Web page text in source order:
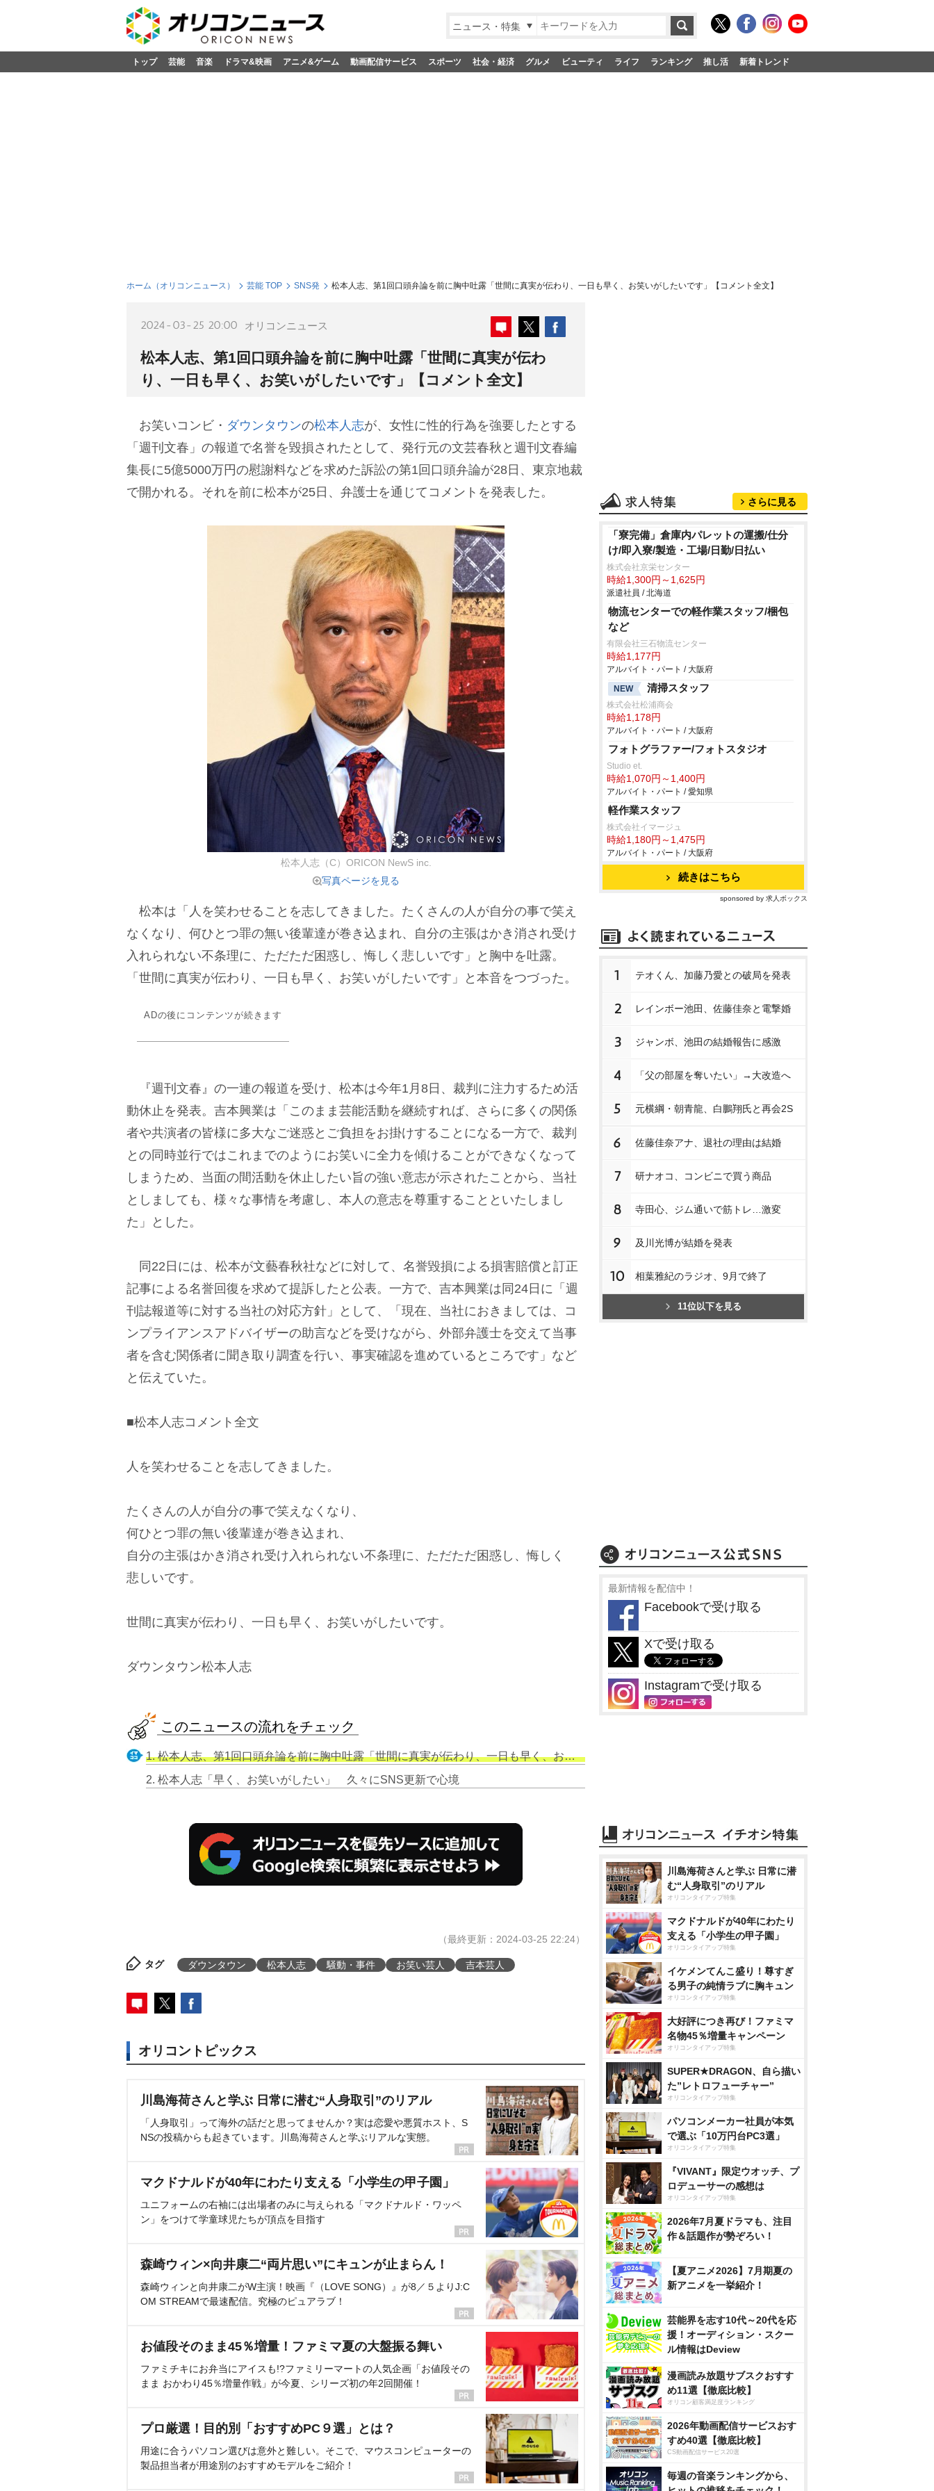
ニュース・特集
トップ 芸能 音楽 ドラマ&映画 アニメ&ゲーム 動画配信サービス スポーツ 社会・経済 グルメ ビューティ ライフ ランキング 推し活 新着トレンド
ホーム（オリコンニュース） 芸能 TOP SNS発 松本人志、第1回口頭弁論を前に胸中吐露「世間に真実が伝わり、一日も早く、お笑いがしたいです」【コメント全文】
2024-03-25 20:00 オリコンニュース
松本人志、第1回口頭弁論を前に胸中吐露「世間に真実が伝わ
り、一日も早く、お笑いがしたいです」【コメント全文】
お笑いコンビ・ ダウンタウンの松本人志が、女性に性的行為を強要したとする
「週刊文春」の報道で名誉を毀損されたとして、発行元の文芸春秋と週刊文春編
集長に5億5000万円の慰謝料などを求めた訴訟の第1回口頭弁論が28日、東京地裁
で開かれる。それを前に松本が25日、弁護士を通じてコメントを発表した。
松本人志（C）ORICON NewS inc.
写真ページを見る
松本は「人を笑わせることを志してきました。たくさんの人が自分の事で笑え
なくなり、何ひとつ罪の無い後輩達が巻き込まれ、自分の主張はかき消され受け
入れられない不条理に、ただただ困惑し、悔しく悲しいです」と胸中を吐露。
「世間に真実が伝わり、一日も早く、お笑いがしたいです」と本音をつづった。
ADの後にコンテンツが続きます
『週刊文春』の一連の報道を受け、松本は今年1月8日、裁判に注力するため活
動休止を発表。吉本興業は「このまま芸能活動を継続すれば、さらに多くの関係
者や共演者の皆様に多大なご迷惑とご負担をお掛けすることになる一方で、裁判
との同時並行ではこれまでのようにお笑いに全力を傾けることができなくなって
しまうため、当面の間活動を休止したい旨の強い意志が示されたことから、当社
としましても、様々な事情を考慮し、本人の意志を尊重することといたしまし
た」とした。
同22日には、松本が文藝春秋社などに対して、名誉毀損による損害賠償と訂正
記事による名誉回復を求めて提訴したと公表。一方で、吉本興業は同24日に「週
刊誌報道等に対する当社の対応方針」として、「現在、当社におきましては、コ
ンプライアンスアドバイザーの助言などを受けながら、外部弁護士を交えて当事
者を含む関係者に聞き取り調査を行い、事実確認を進めているところです」など
と伝えていた。
■松本人志コメント全文
人を笑わせることを志してきました。
たくさんの人が自分の事で笑えなくなり、
何ひとつ罪の無い後輩達が巻き込まれ、
自分の主張はかき消され受け入れられない不条理に、ただただ困惑し、悔しく
悲しいです。
世間に真実が伝わり、一日も早く、お笑いがしたいです。
ダウンタウン松本人志
このニュースの流れをチェック
1. 松本人志、第1回口頭弁論を前に胸中吐露「世間に真実が伝わり、一日も早く、お笑いがしたいです」【コメント全文】
2. 松本人志「早く、お笑いがしたい」 久々にSNS更新で心境
（最終更新：2024-03-25 22:24）
タグ ダウンタウン 松本人志 騒動・事件 お笑い芸人 吉本芸人
オリコントピックス
川島海荷さんと学ぶ 日常に潜む“人身取引”のリアル
「人身取引」って海外の話だと思ってませんか？実は恋愛や悪質ホスト、S
NSの投稿からも起きています。川島海荷さんと学ぶリアルな実態。
マクドナルドが40年にわたり支える「小学生の甲子園」
ユニフォームの右袖には出場者のみに与えられる「マクドナルド・ワッペ
ン」をつけて学童球児たちが頂点を目指す
森崎ウィン×向井康二“両片思い”にキュンが止まらん！
森崎ウィンと向井康二がW主演！映画『（LOVE SONG）』が8／５よりJ:C
OM STREAMで最速配信。究極のピュアラブ！
お値段そのまま45％増量！ファミマ夏の大盤振る舞い
ファミチキにお弁当にアイスも!?ファミリーマートの人気企画「お値段その
まま おかわり45％増量作戦」が今夏、シリーズ初の年2回開催！
プロ厳選！目的別「おすすめPC９選」とは？
用途に合うパソコン選びは意外と難しい。そこで、マウスコンピューターの
製品担当者が用途別のおすすめモデルをご紹介！
さらに見る
「寮完備」倉庫内パレットの運搬/仕分
け/即入寮/製造・工場/日勤/日払い
株式会社京栄センター
時給1,300円～1,625円
派遣社員 / 北海道
物流センターでの軽作業スタッフ/梱包
など
有限会社三石物流センター
時給1,177円
アルバイト・パート / 大阪府
NEW
清掃スタッフ
株式会社松浦商会
時給1,178円
アルバイト・パート / 大阪府
フォトグラファー/フォトスタジオ
Studio et.
時給1,070円～1,400円
アルバイト・パート / 愛知県
軽作業スタッフ
株式会社イマージュ
時給1,180円～1,475円
アルバイト・パート / 大阪府
続きはこちら
sponsored by 求人ボックス
1 テオくん、加藤乃愛との破局を発表
2 レインボー池田、佐藤佳奈と電撃婚
3 ジャンボ、池田の結婚報告に感激
4 「父の部屋を奪いたい」→大改造へ
5 元横綱・朝青龍、白鵬翔氏と再会2S
6 佐藤佳奈アナ、退社の理由は結婚
7 研ナオコ、コンビニで買う商品
8 寺田心、ジム通いで筋トレ…激変
9 及川光博が結婚を発表
10 相葉雅紀のラジオ、9月で終了
11位以下を見る
最新情報を配信中！
Facebookで受け取る
Xで受け取る
Instagramで受け取る
川島海荷さんと学ぶ 日常に潜
む“人身取引”のリアル
オリコンタイアップ特集
マクドナルドが40年にわたり
支える「小学生の甲子園」
オリコンタイアップ特集
イケメンてんこ盛り！尊すぎ
る男子の純情ラブに胸キュン
オリコンタイアップ特集
大好評につき再び！ファミマ
名物45％増量キャンペーン
オリコンタイアップ特集
SUPER★DRAGON、自ら描い
た”レトロフューチャー”
オリコンタイアップ特集
パソコンメーカー社員が本気
で選ぶ「10万円台PC3選」
オリコンタイアップ特集
『VIVANT』限定ウオッチ、プ
ロデューサーの感想は
オリコンタイアップ特集
2026年7月夏ドラマも、注目
作＆話題作が勢ぞろい！
【夏アニメ2026】7月期夏の
新アニメを一挙紹介！
芸能界を志す10代～20代を応
援！オーディション・スクー
ル情報はDeview
漫画読み放題サブスクおすす
め11選【徹底比較】
オリコン顧客満足度ランキング
2026年動画配信サービスおす
すめ40選【徹底比較】
CS動画配信サービス20選
毎週の音楽ランキングから、